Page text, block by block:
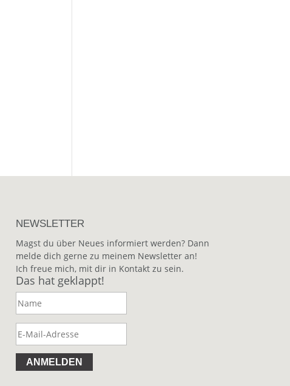
NEWSLETTER
Magst du über Neues informiert werden? Dann
melde dich gerne zu meinem Newsletter an!
Ich freue mich, mit dir in Kontakt zu sein.
Das hat geklappt!
ANMELDEN